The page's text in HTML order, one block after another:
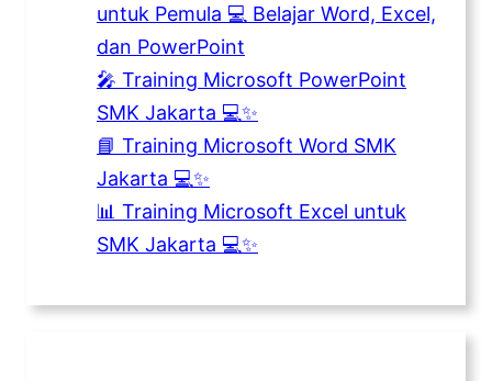
untuk Pemula 💻 Belajar Word, Excel,
dan PowerPoint
🎤 Training Microsoft PowerPoint
SMK Jakarta 💻✨
📘 Training Microsoft Word SMK
Jakarta 💻✨
📊 Training Microsoft Excel untuk
SMK Jakarta 💻✨